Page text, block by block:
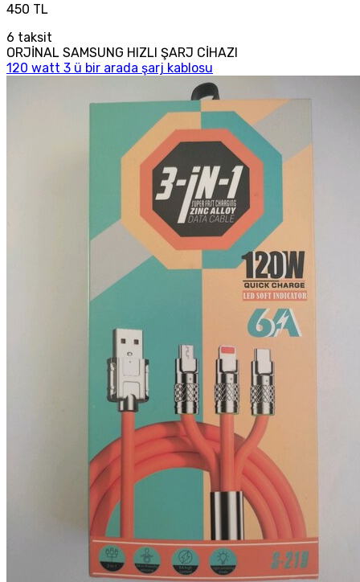
450 TL
6 taksit
ORJİNAL SAMSUNG HIZLI ŞARJ CİHAZI
120 watt 3 ü bir arada şarj kablosu